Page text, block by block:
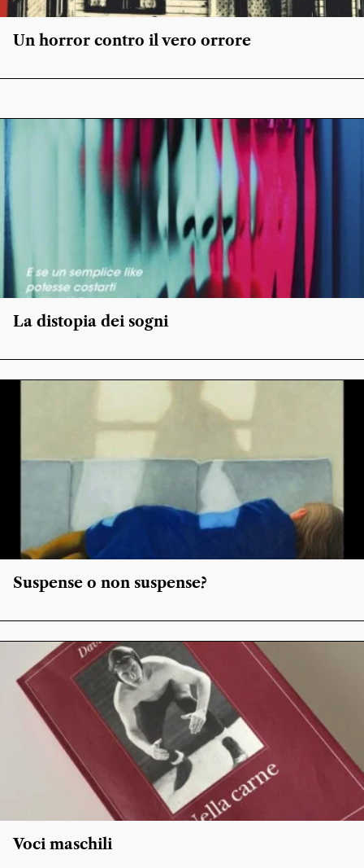
Un horror contro il vero orrore
La distopia dei sogni
Suspense o non suspense?
Voci maschili